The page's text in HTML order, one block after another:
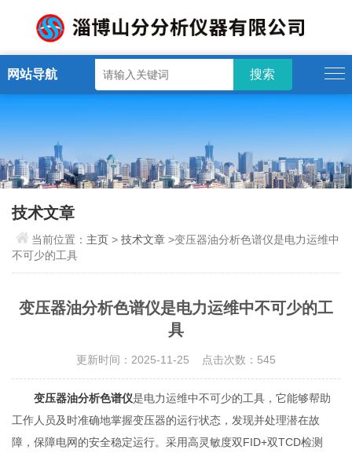
网站导航
技术文章
当前位置： 主页 >技术文章 >变压器油分析色谱仪是电力运维中
不可少的工具
变压器油分析色谱仪是电力运维中不可少的工
具
更新时间：2025-11-25 点击次数：545
变压器油分析色谱仪是电力运维中不可少的工具，它能够帮助
工作人员及时准确地掌握变压器的运行状态，发现并处理潜在故
障，保障电网的安全稳定运行。采用高灵敏度双FID+双TCD检测